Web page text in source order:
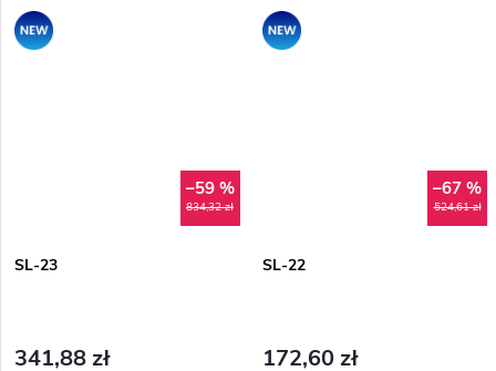
Promocja
834,32 zł
–59 %
SL-23
341,88 zł
Promocja
524,61 zł
–67 %
SL-22
172,60 zł